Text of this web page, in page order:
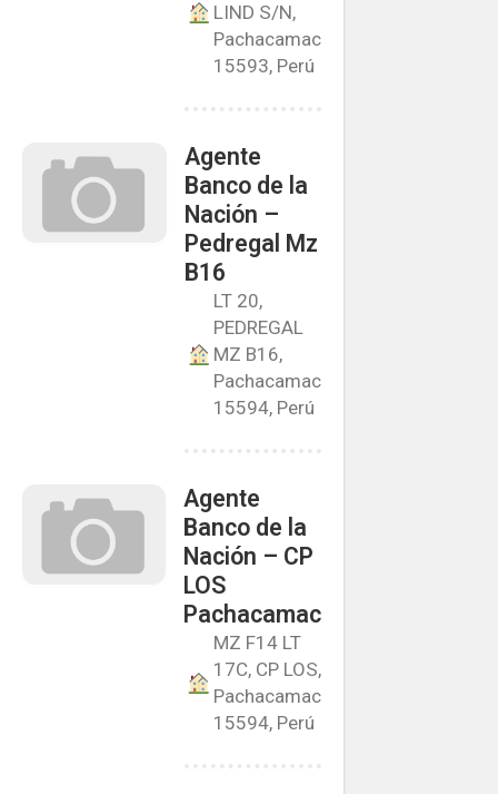
LIND S/N,
Pachacamac
15593, Perú
Agente
Banco de la
Nación –
Pedregal Mz
B16
LT 20,
PEDREGAL
MZ B16,
Pachacamac
15594, Perú
Agente
Banco de la
Nación – CP
LOS
Pachacamac
MZ F14 LT
17C, CP LOS,
Pachacamac
15594, Perú